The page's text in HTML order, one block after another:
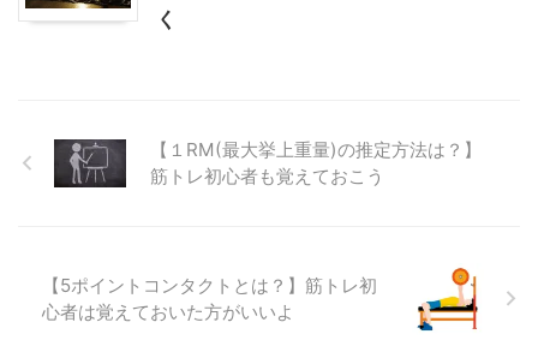
く
【１RM(最大挙上重量)の推定方法は？】
筋トレ初心者も覚えておこう
【5ポイントコンタクトとは？】筋トレ初
心者は覚えておいた方がいいよ